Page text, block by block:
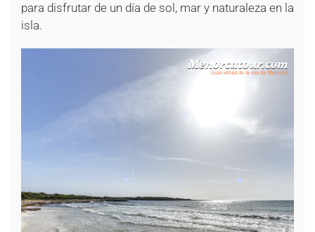
para disfrutar de un día de sol, mar y naturaleza en la
isla.